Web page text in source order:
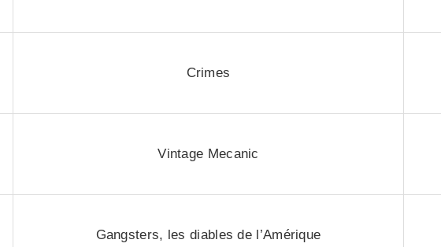
Crimes
Vintage Mecanic
Gangsters, les diables de l’Amérique